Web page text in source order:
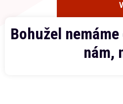
Bohužel
nám,